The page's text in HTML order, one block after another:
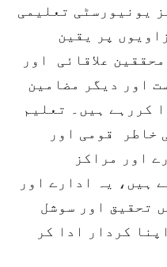
یونیو ر سٹی تعلیمی
پر یقین
علاقائی اور
اور دیگر مضامین
کررہے ہیں۔ تعلیم
خاطر قومی اور
اور مراکز
ہیں، یہ ادارے اور
تحقیق اور سوشل
کردار ادا کر